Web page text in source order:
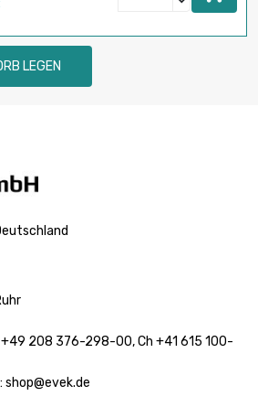
LEGEN
+49 208 376-298-00, Ch +41 615 100-
shop@evek.de